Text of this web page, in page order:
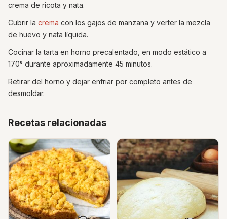
crema de ricota y nata.
Cubrir la crema con los gajos de manzana y verter la mezcla
de huevo y nata líquida.
Cocinar la tarta en horno precalentado, en modo estático a
170° durante aproximadamente 45 minutos.
Retirar del horno y dejar enfriar por completo antes de
desmoldar.
Recetas relacionadas